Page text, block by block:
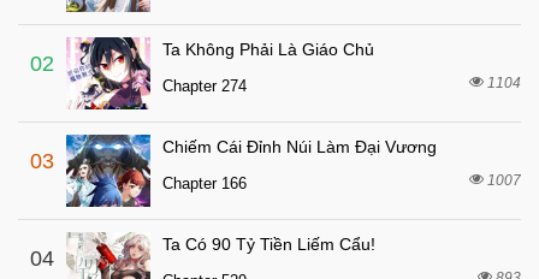
Chapter 2
Chapter 1 7 tháng trước
02
Ta Không Phải Là Giáo Chủ
Chapter 274 1104
03
Chiếm Cái Đỉnh Núi Làm Đại Vương
Chapter 166 1007
04
Ta Có 90 Tỷ Tiền Liếm Cẩu!